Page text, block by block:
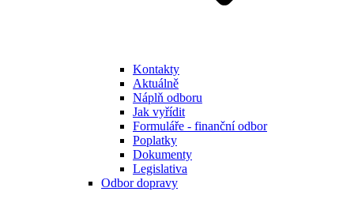
Kontakty
Aktuálně
Náplň odboru
Jak vyřídit
Formuláře - finanční odbor
Poplatky
Dokumenty
Legislativa
Odbor dopravy